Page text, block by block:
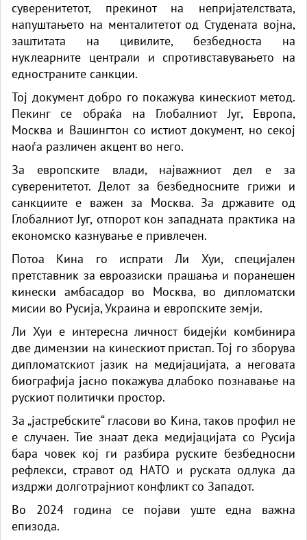
суверенитетот, прекинот на непријателствата,
напуштањето на менталитетот од Студената војна,
заштитата на цивилите, безбедноста на
нуклеарните централи и спротивставувањето на
едностраните санкции.
Тој документ добро го покажува кинескиот метод.
Пекинг се обраќа на Глобалниот Југ, Европа,
Москва и Вашингтон со истиот документ, но секој
наоѓа различен акцент во него.
За европските влади, најважниот дел е за
суверенитетот. Делот за безбедносните грижи и
санкциите е важен за Москва. За државите од
Глобалниот Југ, отпорот кон западната практика на
економско казнување е привлечен.
Потоа Кина го испрати Ли Хуи, специјален
претставник за евроазиски прашања и поранешен
кинески амбасадор во Москва, во дипломатски
мисии во Русија, Украина и европските земји.
Ли Хуи е интересна личност бидејќи комбинира
две димензии на кинескиот пристап. Тој го зборува
дипломатскиот јазик на медијацијата, а неговата
биографија јасно покажува длабоко познавање на
рускиот политички простор.
За „јастребските“ гласови во Кина, таков профил не
е случаен. Тие знаат дека медијацијата со Русија
бара човек кој ги разбира руските безбедносни
рефлекси, стравот од НАТО и руската одлука да
издржи долготрајниот конфликт со Западот.
Во 2024 година се појави уште една важна
епизода.